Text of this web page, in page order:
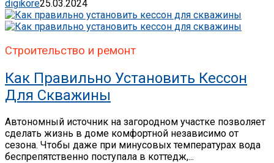
digikore25.03.2024
Строительство и ремонт
Как Правильно Установить Кессон
Для Скважины
Автономный источник на загородном участке позволяет
сделать жизнь в доме комфортной независимо от
сезона. Чтобы даже при минусовых температурах вода
беспрепятственно поступала в коттедж,...